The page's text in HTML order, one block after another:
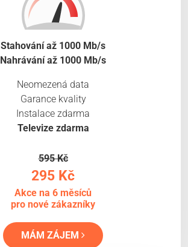
Stahování až 1000 Mb/s
Nahrávání až 1000 Mb/s
Neomezená data
Garance kvality
Instalace zdarma
Televize zdarma
595 Kč
295 Kč
Akce na 6 měsíců
pro nové zákazníky
MÁM ZÁJEM